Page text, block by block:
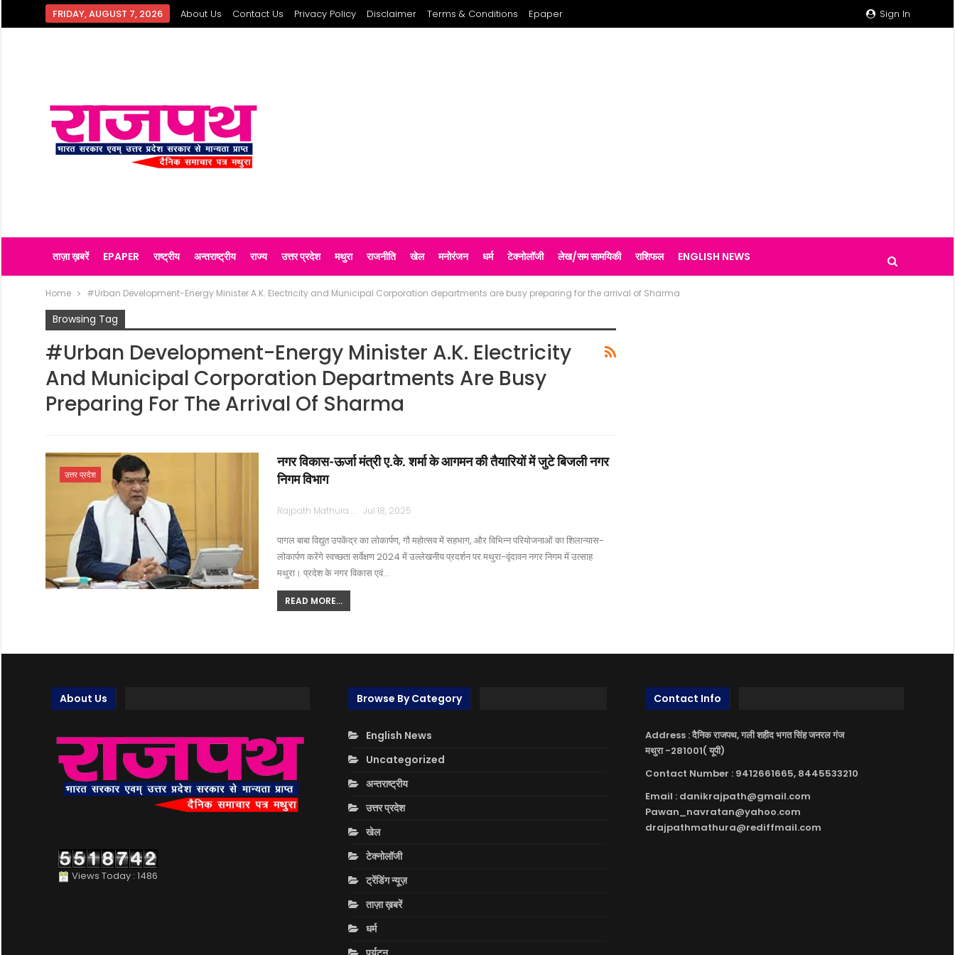
Sign In
FRIDAY, AUGUST 7, 2026 About Us Contact Us Privacy Policy Disclaimer Terms & Conditions Epaper
ताज़ा ख़बरें EPAPER राष्ट्रीय अन्तराष्ट्रीय राज्य उत्तर प्रदेश मथुरा राजनीति खेल मनोरंजन धर्म टेक्नोलॉजी लेख/सम सामयिकी राशिफल ENGLISH NEWS
Home #Urban Development-Energy Minister A.K. Electricity and Municipal Corporation departments are busy preparing for the arrival of Sharma
Browsing Tag
#Urban Development-Energy Minister A.K. Electricity
And Municipal Corporation Departments Are Busy
Preparing For The Arrival Of Sharma
उत्तर प्रदेश
नगर विकास-ऊर्जा मंत्री ए.के. शर्मा के आगमन की तैयारियों में जुटे बिजली नगर
निगम विभाग
Rajpath Mathura Jul 18, 2025
पागल बाबा विद्युत उपकेंद्र का लोकार्पण, गौ महोत्सव में सहभाग, और विभिन्न परियोजनाओं का शिलान्यास-
लोकार्पण करेंगे स्वच्छता सर्वेक्षण 2024 में उल्लेखनीय प्रदर्शन पर मथुरा-वृंदावन नगर निगम में उत्साह
मथुरा। प्रदेश के नगर विकास एवं…
READ MORE...
About Us
Views Today : 1486
Browse By Category
English News
Uncategorized
अन्तराष्ट्रीय
उत्तर प्रदेश
खेल
टेक्नोलॉजी
ट्रेंडिंग न्यूज़
ताज़ा ख़बरें
धर्म
Contact Info
Address : दैनिक राजपथ, गली शहीद भगत सिंह जनरल गंज
मथुरा -281001( यूपी)
Contact Number : 9412661665, 8445533210
Email : danikrajpath@gmail.com
Pawan_navratan@yahoo.com
drajpathmathura@rediffmail.com